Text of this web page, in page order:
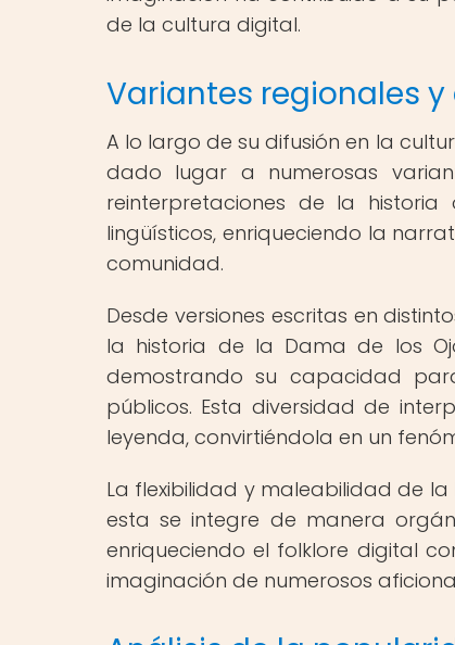
de la cultura digital.
Variantes regionales
A lo largo de su difusión en la
dado lugar a numerosas
reinterpretaciones de la
lingüísticos, enriqueciendo la
comunidad.
Desde versiones escritas en
la historia de la Dama de los
demostrando su capacidad
públicos. Esta diversidad de
leyenda, convirtiéndola en un
La flexibilidad y maleabilidad de
esta se integre de manera
enriqueciendo el folklore digital
imaginación de numerosos